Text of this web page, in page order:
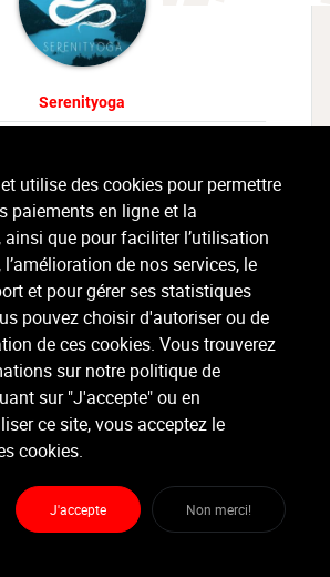
Serenityoga
Partager
cours
utilise des cookies pour permettre
paiements en ligne et la
que pour faciliter l’utilisation
de nos services, le
et pour gérer ses statistiques
pouvez choisir d'autoriser ou de
de ces cookies. Vous trouverez
sur notre politique de
sur "J'accepte" ou en
ce site, vous acceptez le
cookies.
J'accepte Non merci!